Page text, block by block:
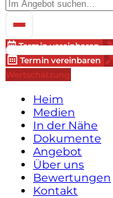
Termin vereinbaren
Termin vereinbaren
Wertschätzung
Heim
Medien
In der Nähe
Dokumente
Angebot
Über uns
Bewertungen
Kontakt